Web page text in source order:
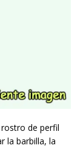
de perfil
la barbilla, la